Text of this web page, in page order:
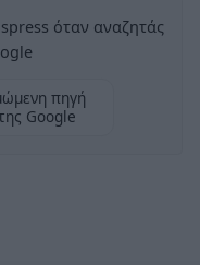
όταν αναζητάς
πηγή
Google